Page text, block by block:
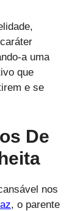
a uma
que
e se
De
nos
, o parente